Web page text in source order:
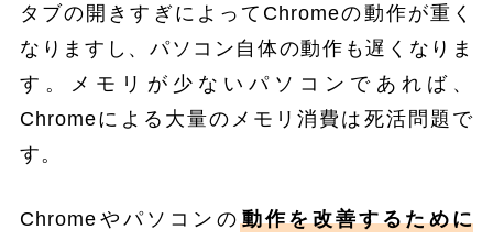
タブの開きすぎによってChromeの動作が重く
なりますし、パソコン自体の動作も遅くなりま
す。メモリが少ないパソコンであれば、
Chromeによる大量のメモリ消費は死活問題で
す。
Chromeやパソコンの 動作を改善するために